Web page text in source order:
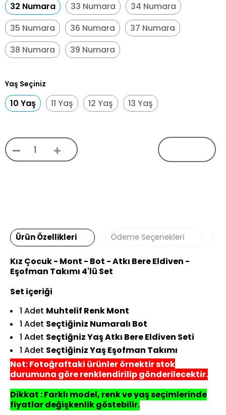
32 Numara 33 Numara
34 Numara
35 Numara
36 Numara
37 Numara
38 Numara
39 Numara
Yaş Seçiniz
10 Yaş 11 Yaş 12 Yaş 13 Yaş
Ürün Özellikleri Ödeme Seçenekleri
Kız Çocuk - Mont - Bot - Atkı Bere Eldiven -
Eşofman Takımı 4'lü Set
Set içeriği
1 Adet Muhtelif Renk Mont
1 Adet Seçtiğiniz Numaralı Bot
1 Adet Seçtiğniz Yaş Atkı Bere Eldiven Seti
1 Adet Seçtiğiniz Yaş Eşofman Takımı
Not: Fotoğraftaki ürünler örnektir stok
durumuna göre renklendirilip gönderilecektir.
Dikkat : Farklı model, renk ve yaş seçimlerinde
fiyatlar değişkenlik göstebilir.